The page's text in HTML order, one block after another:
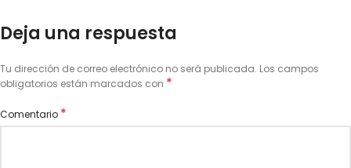
Deja una respuesta
Tu dirección de correo electrónico no será publicada. Los campos
obligatorios están marcados con *
Comentario *